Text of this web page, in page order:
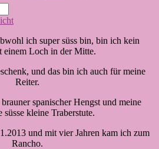
ich super süss bin, bin ich kein
einem Loch in der Mitte.
und das bin ich auch für meine
Reiter.
spanischer Hengst und meine
süsse kleine Traberstute.
und mit vier Jahren kam ich zum
Rancho.